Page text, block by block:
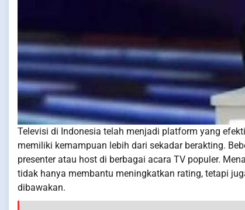
Televisi di Indonesia telah menjadi platform yang
memiliki kemampuan lebih dari sekadar berakting.
presenter atau host di berbagai acara TV populer.
tidak hanya membantu meningkatkan rating, tetapi
dibawakan.